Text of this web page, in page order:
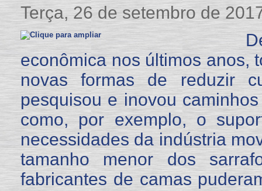
Terça, 26 de setembro de
econômica nos últimos anos,
novas formas de reduzir
pesquisou e inovou
como, por exemplo, o
necessidades da indústria
tamanho menor dos
fabricantes de camas